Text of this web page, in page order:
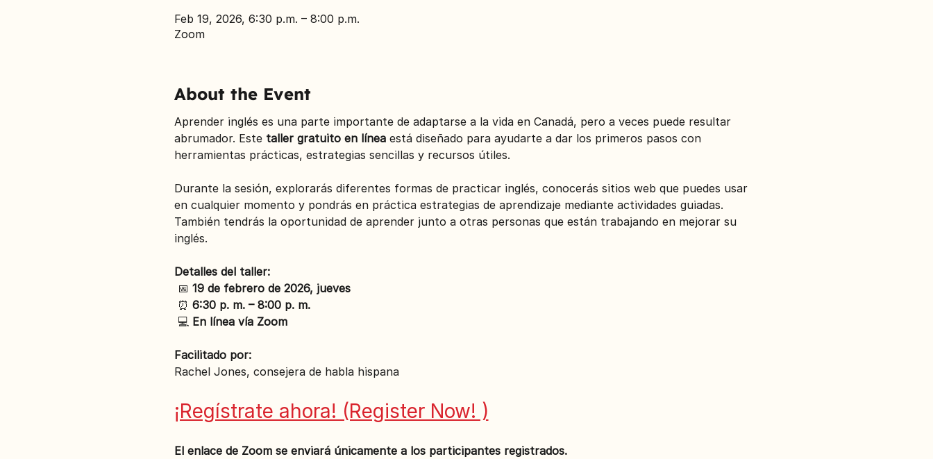
Feb 19, 2026, 6:30 p.m. – 8:00 p.m.
Zoom
About the Event
Aprender inglés es una parte importante de adaptarse a la vida en Canadá, pero a veces puede resultar
abrumador. Este taller gratuito en línea está diseñado para ayudarte a dar los primeros pasos con
herramientas prácticas, estrategias sencillas y recursos útiles.
Durante la sesión, explorarás diferentes formas de practicar inglés, conocerás sitios web que puedes usar
en cualquier momento y pondrás en práctica estrategias de aprendizaje mediante actividades guiadas.
También tendrás la oportunidad de aprender junto a otras personas que están trabajando en mejorar su
inglés.
Detalles del taller:
📅 19 de febrero de 2026, jueves
⏰ 6:30 p. m. – 8:00 p. m.
💻 En línea vía Zoom
Facilitado por:
Rachel Jones, consejera de habla hispana
¡Regístrate ahora! (Register Now! )
El enlace de Zoom se enviará únicamente a los participantes registrados.